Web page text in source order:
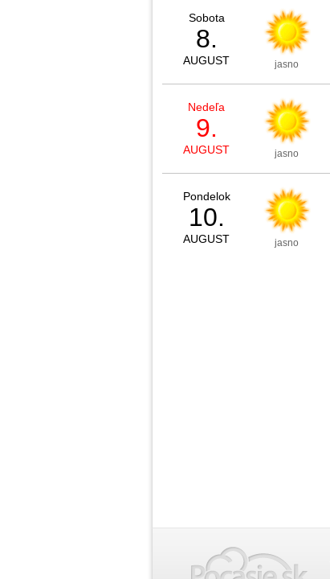
Sobota
8.
AUGUST jasno
Nedeľa
9.
AUGUST jasno
Pondelok
10.
AUGUST jasno